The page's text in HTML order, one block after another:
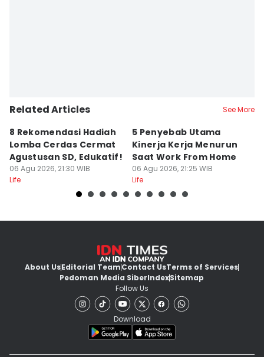
Related Articles See More
8 Rekomendasi Hadiah
Lomba Cerdas Cermat
Agustusan SD, Edukatif!
06 Agu 2026, 21:30 WIB
Life
5 Penyebab Utama
Kinerja Kerja Menurun
Saat Work From Home
06 Agu 2026, 21:25 WIB
Life
About UsEditorial TeamContact UsTerms of Services
Pedoman Media SiberIndexSitemap
Follow Us
Download